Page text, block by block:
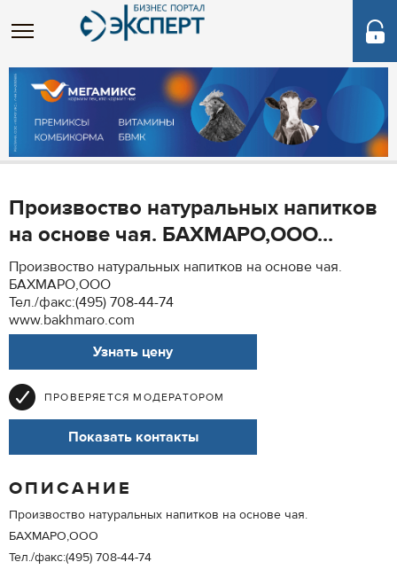
Произвоство натуральных напитков
на основе чая. БАХМАРО,ООО...
Произвоство натуральных напитков на основе чая.
БАХМАРО,ООО
Тел./факс:(495) 708-44-74
www.bakhmaro.com
Узнать цену
ПРОВЕРЯЕТСЯ МОДЕРАТОРОМ
Показать контакты
ОПИСАНИЕ
Произвоство натуральных напитков на основе чая.
БАХМАРО,ООО
Тел./факс:(495) 708-44-74